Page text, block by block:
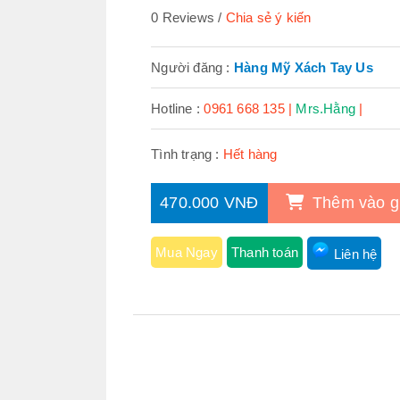
0 Reviews Chia sẻ ý kiến
Người đăng : Hàng Mỹ Xách Tay Us
Hotline :0961 668 135 | Mrs.Hằng|
Tình trạng : Hết hàng
470.000 VNĐ Thêm vào
Mua Ngay Thanh toán Liên hệ